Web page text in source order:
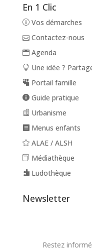
En 1 Clic
Vos démarches
Contactez-nous
Agenda
Une idée ?
Portail famille
Guide pratique
Urbanisme
Menus enfants
ALAE / ALSH
Médiathèque
Ludothèque
Newsletter
Restez